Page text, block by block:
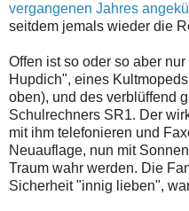
vergangenen Jahres
seitdem jemals wieder die
Offen ist so oder so aber
Hupdich", eines
oben), und des verblüffend
Schulrechners SR1. Der
mit ihm telefonieren und
Neuauflage, nun mit
Traum wahr werden. Die
Sicherheit "innig lieben",